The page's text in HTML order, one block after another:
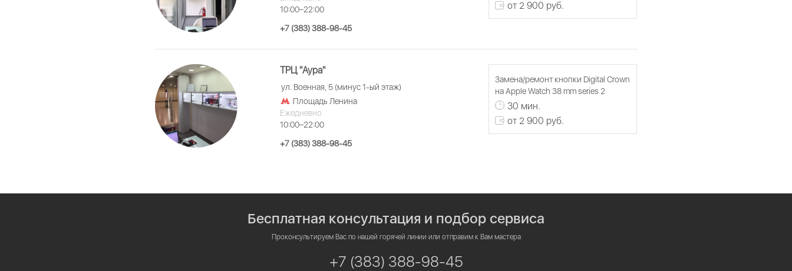
10:00–22:00
+7 (383) 388-98-45
от 2 900 руб.
ТРЦ "Аура"
ул. Военная, 5 (минус 1-ый этаж)
Площадь Ленина
Ежедневно
10:00–22:00
+7 (383) 388-98-45
Замена/ремонт кнопки Digital Crown
на Apple Watch 38 mm series 2
30 мин.
от 2 900 руб.
Бесплатная консультация и подбор сервиса
Проконсультируем Вас по нашей горячей линии или отправим к Вам мастера
+7 (383) 388-98-45